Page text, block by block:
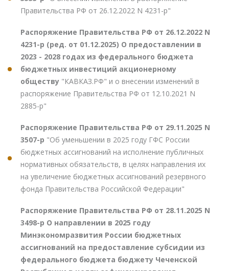
Правительства РФ от 26.12.2022 N 4231-р"
Распоряжение Правительства РФ от 26.12.2022 N
4231-р (ред. от 01.12.2025) О предоставлении в
2023 - 2028 годах из федерального бюджета
бюджетных инвестиций акционерному
обществу "КАВКАЗ.РФ" и о внесении изменений в
распоряжение Правительства РФ от 12.10.2021 N
2885-р"
Распоряжение Правительства РФ от 29.11.2025 N
3507-р "Об уменьшении в 2025 году ГФС России
бюджетных ассигнований на исполнение публичных
нормативных обязательств, в целях направления их
на увеличение бюджетных ассигнований резервного
фонда Правительства Российской Федерации"
Распоряжение Правительства РФ от 28.11.2025 N
3498-р О направлении в 2025 году
Минэкономразвития России бюджетных
ассигнований на предоставление субсидии из
федерального бюджета бюджету Чеченской